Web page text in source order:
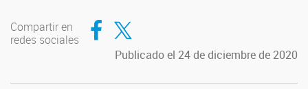
Compartir en
redes sociales
Compartir en Facebook
Compartir en Twitter
Publicado el 24 de diciembre de 2020